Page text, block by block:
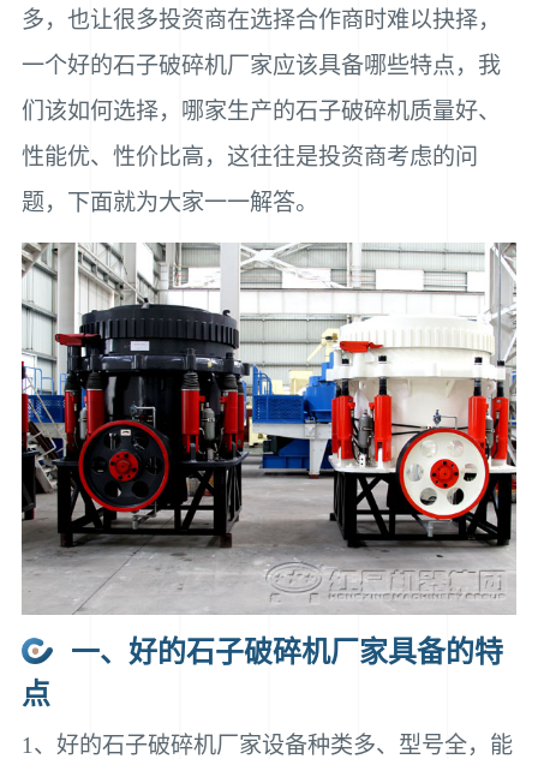
多，也让很多投资商在选择合作商时难以抉择，
一个好的石子破碎机厂家应该具备哪些特点，我
们该如何选择，哪家生产的石子破碎机质量好、
性能优、性价比高，这往往是投资商考虑的问
题，下面就为大家一一解答。
一、好的石子破碎机厂家具备的特
点
1、好的石子破碎机厂家设备种类多、型号全，能